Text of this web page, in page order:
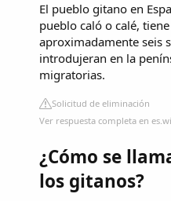
El pueblo gitano en
pueblo caló o calé,
aproximadamente seis
introdujeran en la
migratorias.
Solicitud de eliminación
Ver respuesta completa en
¿Cómo se
los gitanos?